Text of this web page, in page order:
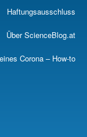
Haftungsausschluss
Über ScienceBlog.at
Corona – How-to